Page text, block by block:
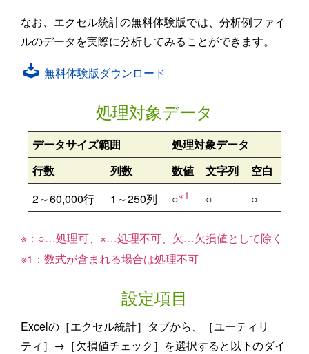
なお、エクセル統計の無料体験版では、分析例ファイ
ルのデータを実際に分析してみることができます。
無料体験版ダウンロード
処理対象データ
データサイズ範囲
処理対象データ
行数
列数 数値 文字列
空白
2～60,000行
1～250列 ○※1 ○ ○
※： ○…処理可、 ×…処理不可、 欠…欠損値として除く
※1：数式が含まれる場合は処理不可
設定項目
Excelの［エクセル統計］タブから、［ユーティリ
ティ］→［欠損値チェック］を選択すると以下のダイ